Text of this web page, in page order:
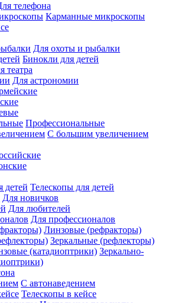
телефона
Карманные микроскопы
Для охоты и рыбалки
Бинокли для детей
театра
Для астрономии
Профессиональные
С большим увеличением
Телескопы для детей
Для новичков
Для любителей
Для профессионалов
Линзовые (рефракторы)
Зеркальные (рефлекторы)
Зеркально-
С автонаведением
Телескопы в кейсе